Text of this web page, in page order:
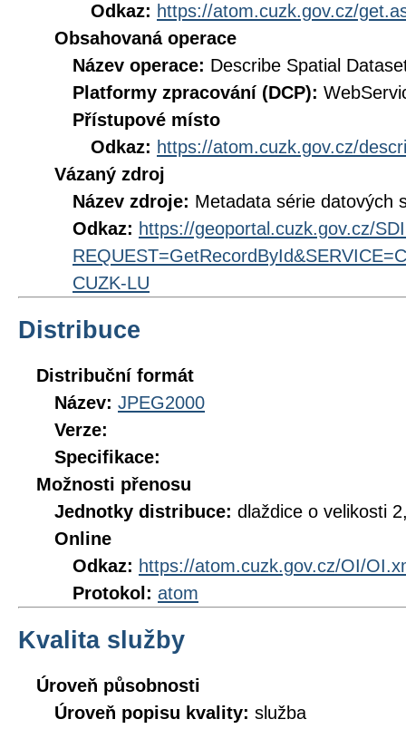
Odkaz: https://atom.cuzk.gov.cz/
Obsahovaná operace
Název operace: Describe Spatial
Platformy zpracování (DCP):
Přístupové místo
Odkaz: https://atom.cuzk.gov.cz/
Vázaný zdroj
Název zdroje: Metadata série datových
Odkaz: https://geoportal.cuzk.gov.cz/
CUZK-LU
Distribuce
Distribuční formát
Název: JPEG2000
Verze:
Specifikace:
Možnosti přenosu
Jednotky distribuce: dlaždice o velikosti
Online
Odkaz: https://atom.cuzk.gov.cz/OI/
Protokol: atom
Kvalita služby
Úroveň působnosti
Úroveň popisu kvality: služba